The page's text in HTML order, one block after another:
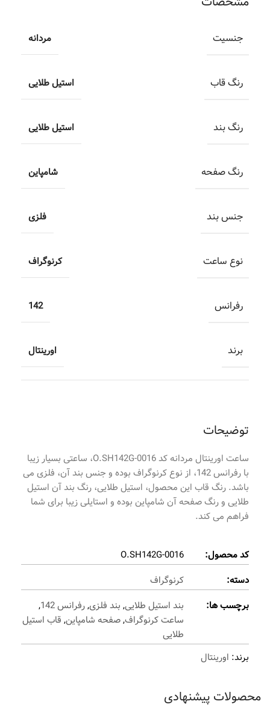
توضیحات
ساعت اورینتال مردانه کد O.SH142G-0016، ساعتی بسیار زیبا
با رفرانس 142، از نوع کرنوگراف بوده و جنس بند آن، فلزی می
باشد. رنگ قاب این محصول، استیل طلایی، رنگ بند آن استیل
طلایی و رنگ صفحه آن شامپاین بوده و استایلی زیبا برای شما
فراهم می کند.
کد محصول:
O.SH142G-0016
دسته:
کرنوگراف
برچسب ها:
بند استیل طلایی, بند فلزی,رفرانس 142
,
ساعت کرنوگراف,صفحه شامپاین, قاب استیل
طلایی
برند: اورینتال
جنسیت مردانه
رنگ قاب استیل طلایی
رنگ بند استیل طلایی
رنگ صفحه شامپاین
جنس بند فلزی
نوع ساعت کرنوگراف
رفرانس 142
برند اورینتال
محصولات پیشنهادی